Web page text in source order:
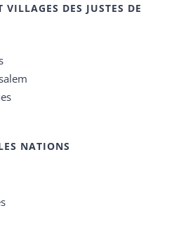
VILLAGES DES JUSTES DE
NATIONS